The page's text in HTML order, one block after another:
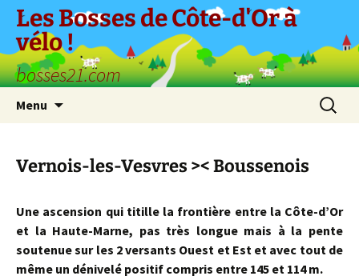
Aller
contenu
Les Bosses de Côte-d'Or à
vélo !
bosses21.com
Menu
Vernois-les-Vesvres >< Boussenois
Une ascension qui titille la frontière entre la Côte-d’Or
et la Haute-Marne, pas très longue mais à la pente
soutenue sur les 2 versants Ouest et Est et avec tout de
même un dénivelé positif compris entre 145 et 114 m.